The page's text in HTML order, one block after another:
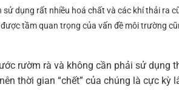
dụng rất nhiều hoá chất và các khí thải ra
tầm quan trọng của vấn đề môi trường
rườm rà và không cần phải sử dụng
thời gian “chết” của chúng là cực kỳ